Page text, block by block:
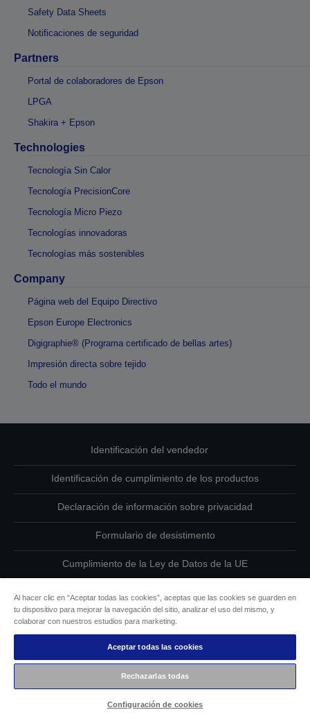
Safety Data Sheets
Notificaciones de seguridad
Partners
Portal de colaboradores de Epson
LPGA
Shakira + Epson
Technologies
Tecnología Sin Calor
Tecnología PrecisionCore
Tecnología Micro Piezo
Tecnologías innovadoras
Tecnologías más sostenibles
Company
Página web del Equipo Directivo
Epson Europe Electronics
Digigraphie® (Programa certificado de bellas artes)
Impresión directa sobre tejido
Todo el mundo
Identificación del vendedor
Identificación de cumplimiento de los productos
Declaración de información sobre privacidad
Formulario de desistimento
Cumplimiento de la Ley de Datos de la UE
Información sobre cookies
Compromiso de accesibilidad de Epson
Copyright © 2026 Seiko Epson
Al hacer clic en “Aceptar todas las cookies”, aceptas que las cookies se guarden en
tu dispositivo para mejorar la navegación del sitio, analizar el uso del mismo, y
colaborar con nuestros estudios para marketing.
Aceptar todas las cookies
Rechazarlas todas
Configuración de cookies